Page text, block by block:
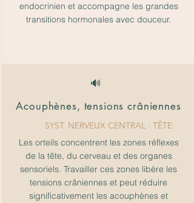
endocrinien et accompagne les grandes
transitions hormonales avec douceur.
🔊
Acouphènes, tensions crâniennes
SYST. NERVEUX CENTRAL · TÊTE
Les orteils concentrent les zones réflexes
de la tête, du cerveau et des organes
sensoriels. Travailler ces zones libère les
tensions crâniennes et peut réduire
significativement les acouphènes et